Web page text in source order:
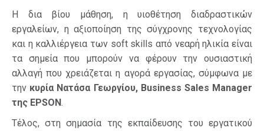
Η δια βίου μάθηση, η υιοθέτηση διαδραστικών
εργαλείων, η αξιοποίηση της σύγχρονης τεχνολογίας
και η καλλιέργεια των soft skills από νεαρή ηλικία είναι
τα σημεία που μπορούν να φέρουν την ουσιαστική
αλλαγή που χρειάζεται η αγορά εργασίας, σύμφωνα με
την κυρία Νατάσα Γεωργίου, Business Sales Manager
της EPSON.
Τέλος, στη σημασία της εκπαίδευσης του εργατικού